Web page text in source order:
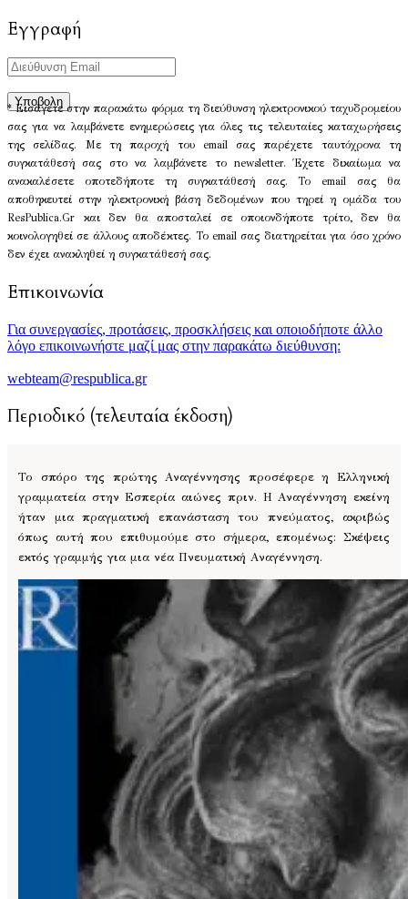
Εγγραφή
* Εισάγετε στην παρακάτω φόρμα τη διεύθυνση ηλεκτρονικού ταχυδρομείου
σας για να λαμβάνετε ενημερώσεις για όλες τις τελευταίες καταχωρήσεις
της σελίδας. Με τη παροχή του email σας παρέχετε ταυτόχρονα τη
συγκατάθεσή σας στο να λαμβάνετε το newsletter. Έχετε δικαίωμα να
ανακαλέσετε οποτεδήποτε τη συγκατάθεσή σας. Το email σας θα
αποθηκευτεί στην ηλεκτρονική βάση δεδομένων που τηρεί η ομάδα του
ResPublica.Gr και δεν θα αποσταλεί σε οποιονδήποτε τρίτο, δεν θα
κοινολογηθεί σε άλλους αποδέκτες. Το email σας διατηρείται για όσο χρόνο
δεν έχει ανακληθεί η συγκατάθεσή σας.
Επικοινωνία
Για συνεργασίες, προτάσεις, προσκλήσεις και οποιοδήποτε άλλο
λόγο επικοινωνήστε μαζί μας στην παρακάτω διεύθυνση:
webteam@respublica.gr
Περιοδικό (τελευταία έκδοση)
Το σπόρο της πρώτης Αναγέννησης προσέφερε η Ελληνική
γραμματεία στην Εσπερία αιώνες πριν. Η Αναγέννηση εκείνη
ήταν μια πραγματική επανάσταση του πνεύματος, ακριβώς
όπως αυτή που επιθυμούμε στο σήμερα, επομένως: Σκέψεις
εκτός γραμμής για μια νέα Πνευματική Αναγέννηση.